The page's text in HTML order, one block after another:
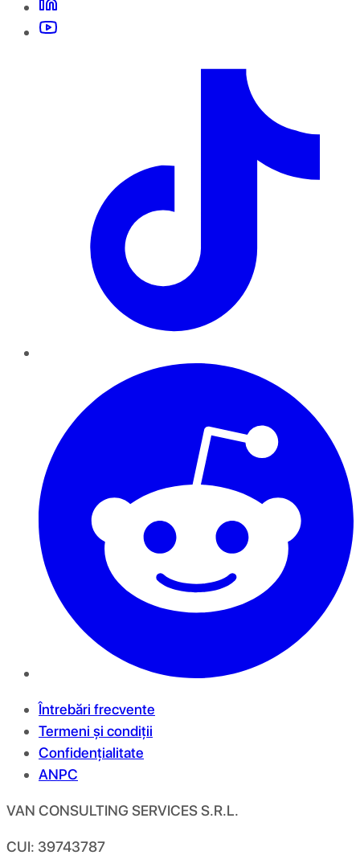
Întrebări frecvente
Termeni și condiții
Confidențialitate
ANPC
VAN CONSULTING SERVICES S.R.L.
CUI: 39743787